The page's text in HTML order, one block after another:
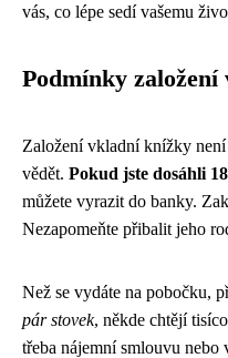
vás, co lépe sedí vašemu
Podmínky
Založení vkladní knížky není
vědět. Pokud jste dosáhli
můžete vyrazit do banky.
Nezapomeňte přibalit jeho
Než se vydáte na pobočku,
pár stovek, někde chtějí
třeba nájemní smlouvu nebo